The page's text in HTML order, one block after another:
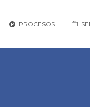
PROCESOS